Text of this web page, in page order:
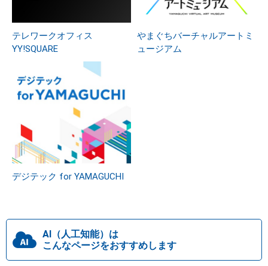
テレワークオフィス
YY!SQUARE
やまぐちバーチャルアートミ
ュージアム
デジテック for YAMAGUCHI
AI（人工知能）は
こんなページをおすすめします